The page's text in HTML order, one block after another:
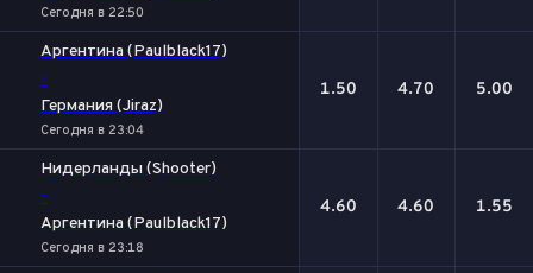
Сегодня в 22:50
Аргентина (Paulblack17)
-
Германия (Jiraz)
Сегодня в 23:04
1.50 4.70 5.00
Нидерланды (Shooter)
-
Аргентина (Paulblack17)
Сегодня в 23:18
4.60 4.60 1.55